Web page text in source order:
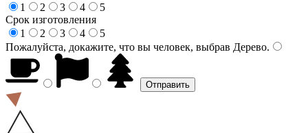
1
2 3 4
5
Срок изготовления
1
2 3 4
5
Пожалуйста, докажите, что вы человек, выбрав Дерево.